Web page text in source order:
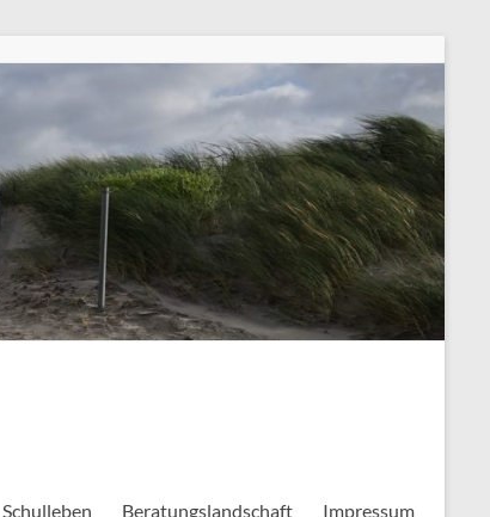
Schulleben Beratungslandschaft Impressum